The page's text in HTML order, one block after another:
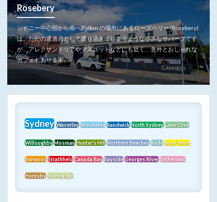
Rosebery
シドニー中心部から南へ約6km の場所にあるローズベリー (Rosebery)
は、ただの通過点として通り過ぎてしまうような小さなサバーブです
が、アレクサンドリアやマスコットなどにも近く、意外とおしゃれな
カフェもあります。
Sydney WaverleyWoollahraRandwickNorth SydneyLane Cove
WilloughbyMosmanHunter’s HillNorthern BeachesRydeInner West
BurwoodStrathfieldCanada BayBaysideGeorges RiverSutherland
HornsbyKu-ring-gui